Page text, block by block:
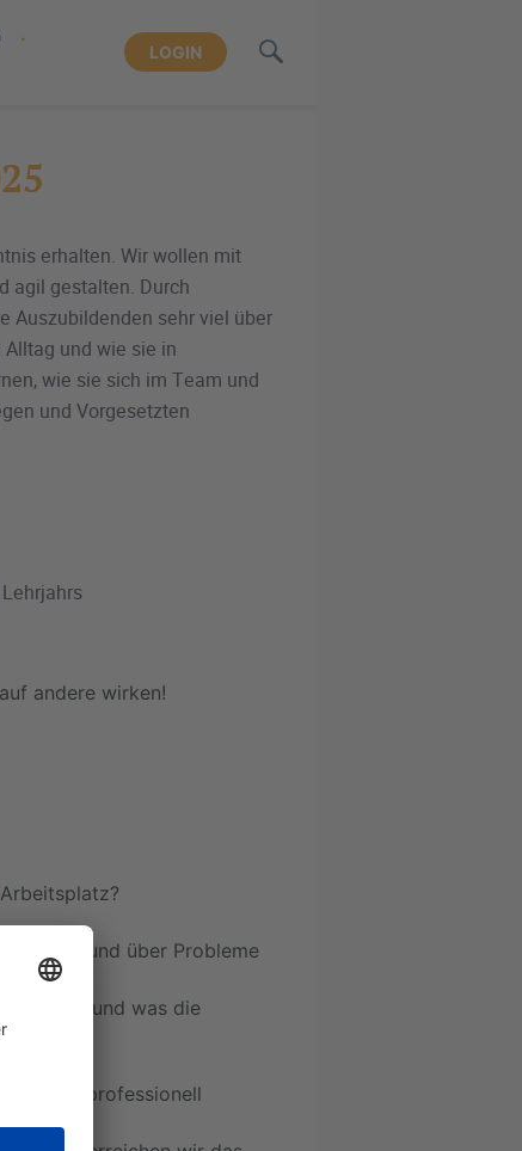
LOGIN
erhalten. Wir wollen mit
agil gestalten. Durch
Auszubildenden sehr viel über
Alltag und wie sie in
wie sie sich im Team und
und Vorgesetzten
andere wirken!
stellen und über Probleme
und was die
wir das professionell